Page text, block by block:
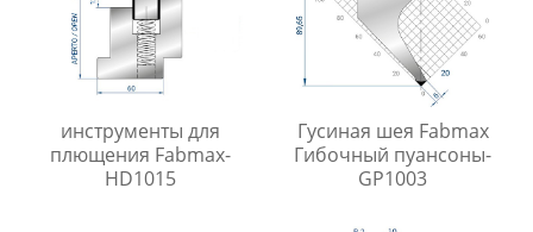
инструменты для
плющения Fabmax-
HD1015
Гусиная шея Fabmax
Гибочный пуансоны-
GP1003